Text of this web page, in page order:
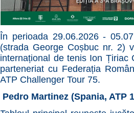
În perioada 29.06.2026 -
(strada George Coșbuc nr. 2)
internațional de tenis Ion Țiriac
parteneriat cu Federația
ATP Challenger Tour 75.
Pedro Martinez (Spania,